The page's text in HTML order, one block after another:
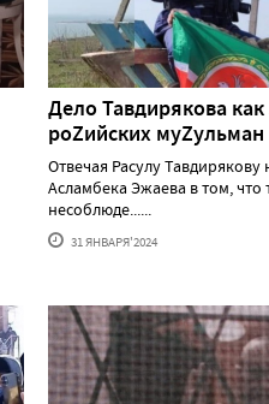
Дело Тавдирякова
роZийских муZульман
Отвечая Расулу Тавдирякову
Асламбека Эжаева в том, что
несоблюде......
31 ЯНВАРЯ'2024